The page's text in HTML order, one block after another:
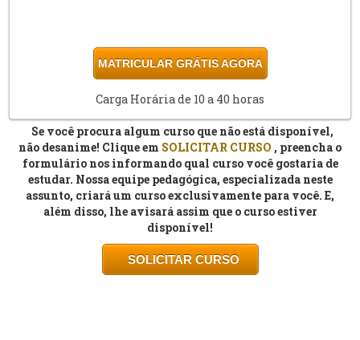
MATRICULAR GRÁTIS AGORA
Carga Horária de 10 a 40 horas
Se você procura algum curso que não está disponível,
não desanime! Clique em SOLICITAR CURSO , preencha o
formulário nos informando qual curso você gostaria de
estudar. Nossa equipe pedagógica, especializada neste
assunto, criará um curso exclusivamente para você. E,
além disso, lhe avisará assim que o curso estiver
disponível!
SOLICITARCURSO